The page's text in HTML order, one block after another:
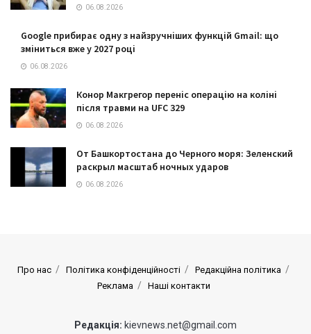
06.08.2026
Google прибирає одну з найзручніших функцій Gmail: що
зміниться вже у 2027 році
06.08.2026
Конор Макгрегор переніс операцію на коліні
після травми на UFC 329
06.08.2026
От Башкортостана до Черного моря: Зеленский
раскрыл масштаб ночных ударов
06.08.2026
Про нас Політика конфіденційності
Редакційна політика
Реклама
Наші контакти
Редакція: kievnews.net@gmail.com